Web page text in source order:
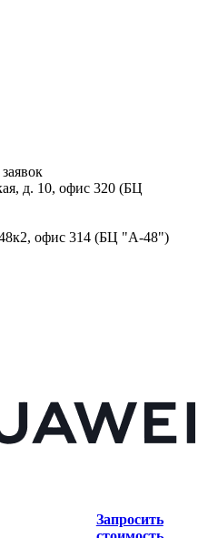
д. 10, офис 320 (БЦ
офис 314 (БЦ "А-48")
Запросить